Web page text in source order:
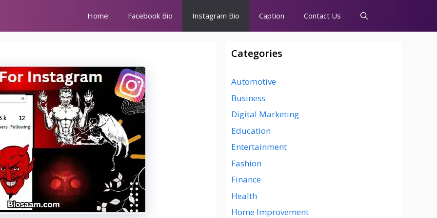
Home Facebook Bio Instagram Bio Caption Contact Us
Categories
Automotive
Business
Digital Marketing
Education
Entertainment
Fashion
Finance
Health
Home Improvement